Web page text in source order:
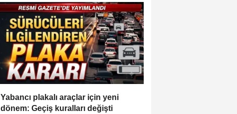
Yabancı plakalı araçlar için yeni
dönem: Geçiş kuralları değişti